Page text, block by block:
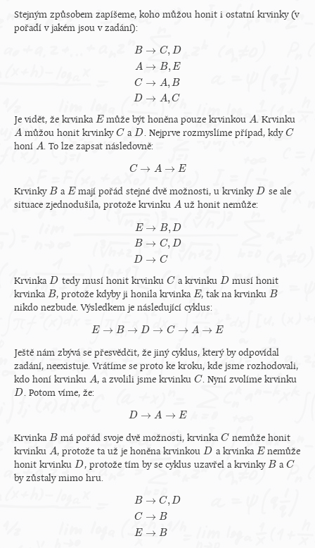
Stejným způsobem zapíšeme, koho můžou honit i ostatní krvinky (v
pořadí v jakém jsou v zadání):
B
A
C
D
→ C, D
→ B, E
→ A, B
→ A,C
→
Je vidět, že krvinka E
Emůže být honěna pouze krvinkouA
A. Krvinku
A
A můžou honit krvinkyC
C aD
D . Nejprve rozmyslíme případ, kdy C
C
honí A
A. To lze zapsat následovně:
C → A → E
C→A→E
Krvinky B
B a E
Emají pořád stejné dvě možnosti, u krvinkyD
D se ale
situace zjednodušila, protože krvinku A
A už honit nemůže:
E
B
D
→ B, D
→ C, D
→ C
E→ B,D B→C,D
Krvinka D
D tedy musí honit krvinku C
C a krvinku D
D musí honit
krvinka B
B , protože kdyby ji honila krvinka E
E, tak na krvinkuB
B
nikdo nezbude. Výsledkem je následující cyklus:
E → B → D → C → A → E
E →B →D→C→ A→ E
Ještě nám zbývá se přesvědčit, že jiný cyklus, který by odpovídal
zadání, neexistuje. Vrátíme se proto ke kroku, kde jsme rozhodovali,
kdo honí krvinku A
A , a zvolili jsme krvinkuC
C . Nyní zvolíme krvinku
D
D . Potom víme, že:
D → A → E
D→A→E
Krvinka B
B má pořád svoje dvě možnosti, krvinka C
C nemůže honit
krvinku A
A , protože ta už je honěna krvinkouD
D a krvinka E
Enemůže
honit krvinku D
D , protože tím by se cyklus uzavřel a krvinky B
B a C
C
by zůstaly mimo hru.
B
C
E
→ C, D
→ B
→ B
B→ C,DC→